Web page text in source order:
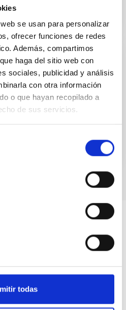
se usan para personalizar
ofrecer funciones de redes
Además, compartimos
haga del sitio web con
sociales, publicidad y análisis
con otra información
o que hayan recopilado a
de sus servicios.
todas
2022